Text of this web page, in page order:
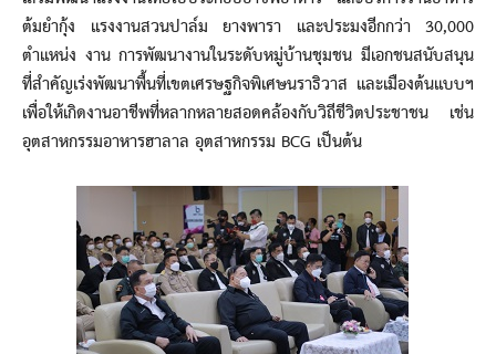
ต้มยำกุ้ง แรงงานสวนปาล์ม ยางพารา และประมงอีกกว่า 30,000
ตำแหน่ง งาน การพัฒนางานในระดับหมู่บ้านชุมชน มีเอกชนสนับสนุน
ที่สำคัญเร่งพัฒนาพื้นที่เขตเศรษฐกิจพิเศษนราธิวาส และเมืองต้นแบบฯ
เพื่อให้เกิดงานอาชีพที่หลากหลายสอดคล้องกับวิถีชีวิตประชาชน เช่น
อุตสาหกรรมอาหารฮาลาล อุตสาหกรรม BCG เป็นต้น